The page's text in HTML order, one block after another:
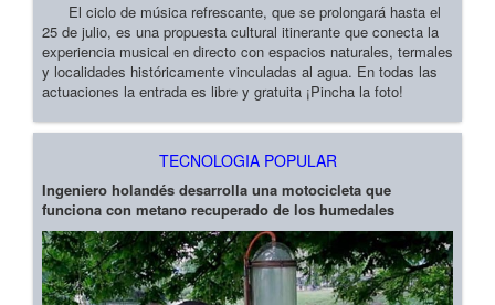
El ciclo de música refrescante, que se prolongará hasta el
25 de julio, es una propuesta cultural itinerante que conecta la
experiencia musical en directo con espacios naturales, termales
y localidades históricamente vinculadas al agua. En todas las
actuaciones la entrada es libre y gratuita ¡Pincha la foto!
TECNOLOGIA POPULAR
Ingeniero holandés desarrolla una motocicleta que
funciona con metano recuperado de los humedales